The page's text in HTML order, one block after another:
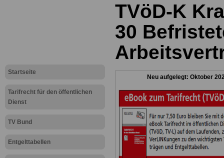
Startseite
Tarifrecht für den öffentlichen
Dienst
TV Bund
Entgelttabellen
TVöD-K
30
Neu aufgelegt: Oktober